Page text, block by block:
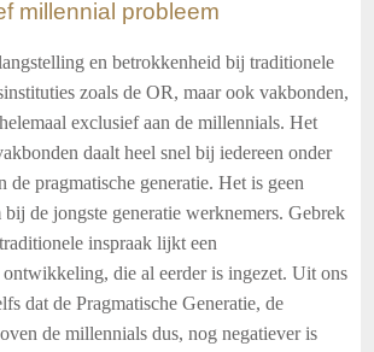
millennial probleem
en betrokkenheid bij traditionele
zoals de OR, maar ook vakbonden,
exclusief aan de millennials. Het
daalt heel snel bij iedereen onder
de pragmatische generatie. Het is geen
de jongste generatie werknemers. Gebrek
inspraak lijkt een
ontwikkeling, die al eerder is ingezet. Uit ons
dat de Pragmatische Generatie, de
de millennials dus, nog negatiever is